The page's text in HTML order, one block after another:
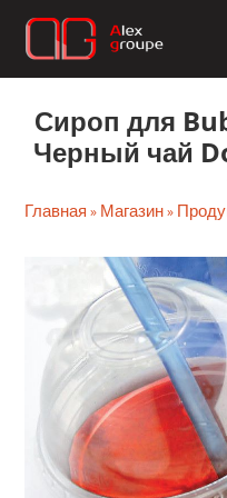
Перейти
Сироп для
Черный чай
Главная » Магазин»